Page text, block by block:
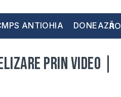
ANTIOHIA DONEAZĂRO
prin Video |